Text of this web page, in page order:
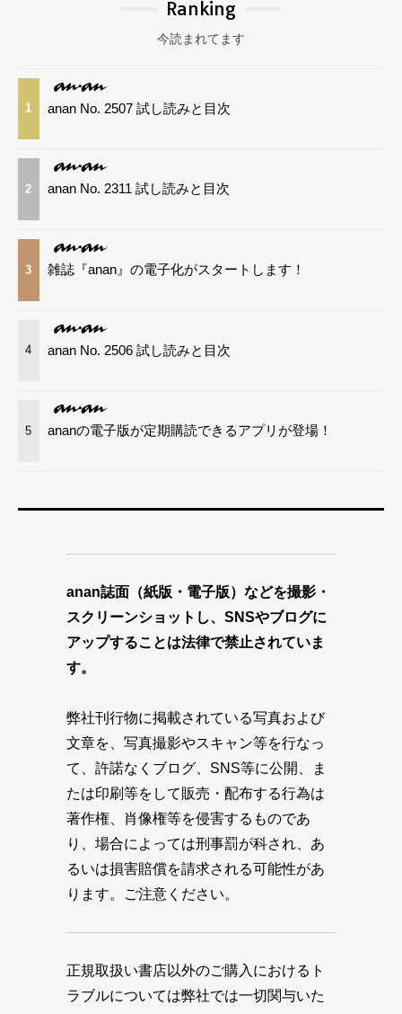
Ranking
今読まれてます
1 anan No. 2507 試し読みと目次
2 anan No. 2311 試し読みと目次
3 雑誌『anan』の電子化がスタートします！
4 anan No. 2506 試し読みと目次
5 ananの電子版が定期購読できるアプリが登場！
anan誌面（紙版・電子版）などを撮影・
スクリーンショットし、SNSやブログに
アップすることは法律で禁止されていま
す。
弊社刊行物に掲載されている写真および
文章を、写真撮影やスキャン等を行なっ
て、許諾なくブログ、SNS等に公開、ま
たは印刷等をして販売・配布する行為は
著作権、肖像権等を侵害するものであ
り、場合によっては刑事罰が科され、あ
るいは損害賠償を請求される可能性があ
ります。ご注意ください。
正規取扱い書店以外のご購入におけるト
ラブルについては弊社では一切関与いた